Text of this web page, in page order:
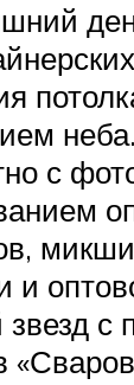
с
и
звезд